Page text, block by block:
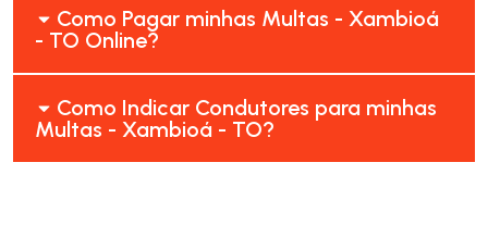
Como Pagar minhas Multas - Xambioá
- TO Online?
Como Indicar Condutores para minhas
Multas - Xambioá - TO?